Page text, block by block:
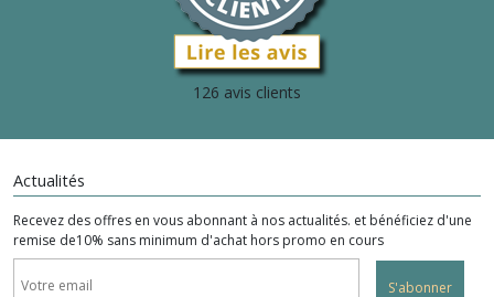
126 avis clients
Actualités
Recevez des offres en vous abonnant à nos actualités. et bénéficiez d'une
remise de10% sans minimum d'achat hors promo en cours
S'abonner